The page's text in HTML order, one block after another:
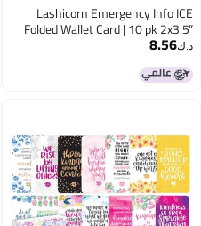
Lashicorn Emergency Info ICE
Folded Wallet Card | 10 pk 2x3.5”
Medication, Blood Type
Identification Card, Contacts,
Doctor, Allergies in Case of
د.ك‏8.56